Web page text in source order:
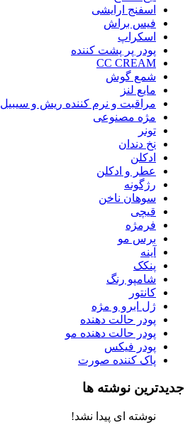
اسفنج ارایشی
فیس براش
اسکراپ
پودر پر پشت کننده
CC CREAM
شمع گوش
مایع لنز
مراقبت و نرم کننده ریش و سیبیل
مژه مصنوعی
تونر
نخ دندان
ادکلن
عطر و ادکلن
رژگونه
سوهان ناخن
قیچی
فرمژه
برس مو
آینه
پنکک
شامپو رنگ
کانتور
ژل ابرو و مژه
پودر حالت دهنده
پودر حالت دهنده مو
پودر فیکس
پاک کننده صورت
جدیدترین نوشته ها
نوشته ای پیدا نشد!